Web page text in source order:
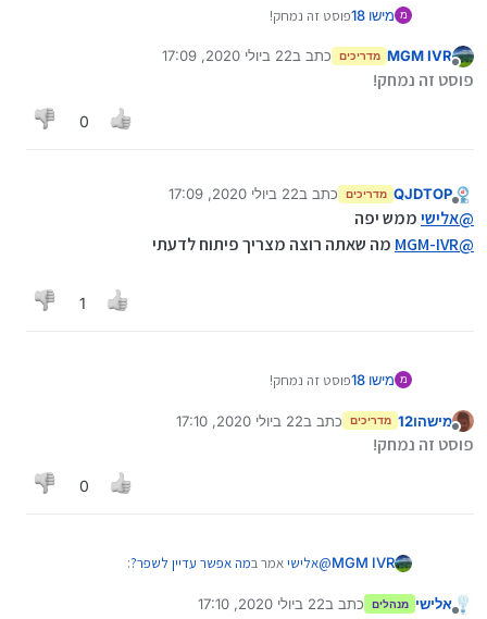
מ מישו 18 פוסט זה נמחק!
MGM IVR מדריכים כתב ב22 ביולי 2020, 17:09
נערך לאחרונה על ידי
פוסט זה נמחק!
0
מנותק
QJDTOP מדריכים כתב ב22 ביולי 2020, 17:09
נערך לאחרונה על ידי
@אלישיממש יפה
@
MGM-IVR מה שאתה רוצה מצריך פיתוח לדעתי
1
מ מישו 18 פוסט זה נמחק!
מנותק
מישהו12 מדריכים כתב ב22 ביולי 2020, 17:10
נערך לאחרונה על ידי
פוסט זה נמחק!
0
MGM IVR
@אלישיאמר במה אפשר עדיין לשפר?:
אלישי מנהלים כתב ב22 ביולי 2020, 17:10
נערך לאחרונה על ידי